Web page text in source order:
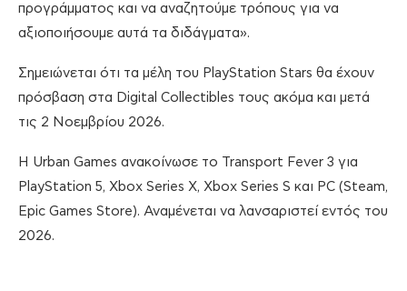
προγράμματος και να αναζητούμε τρόπους για να
αξιοποιήσουμε αυτά τα διδάγματα».
Σημειώνεται ότι τα μέλη του PlayStation Stars θα έχουν
πρόσβαση στα Digital Collectibles τους ακόμα και μετά
τις 2 Νοεμβρίου 2026.
Η Urban Games ανακοίνωσε το Transport Fever 3 για
PlayStation 5, Xbox Series X, Xbox Series S και PC (Steam,
Epic Games Store). Αναμένεται να λανσαριστεί εντός του
2026.